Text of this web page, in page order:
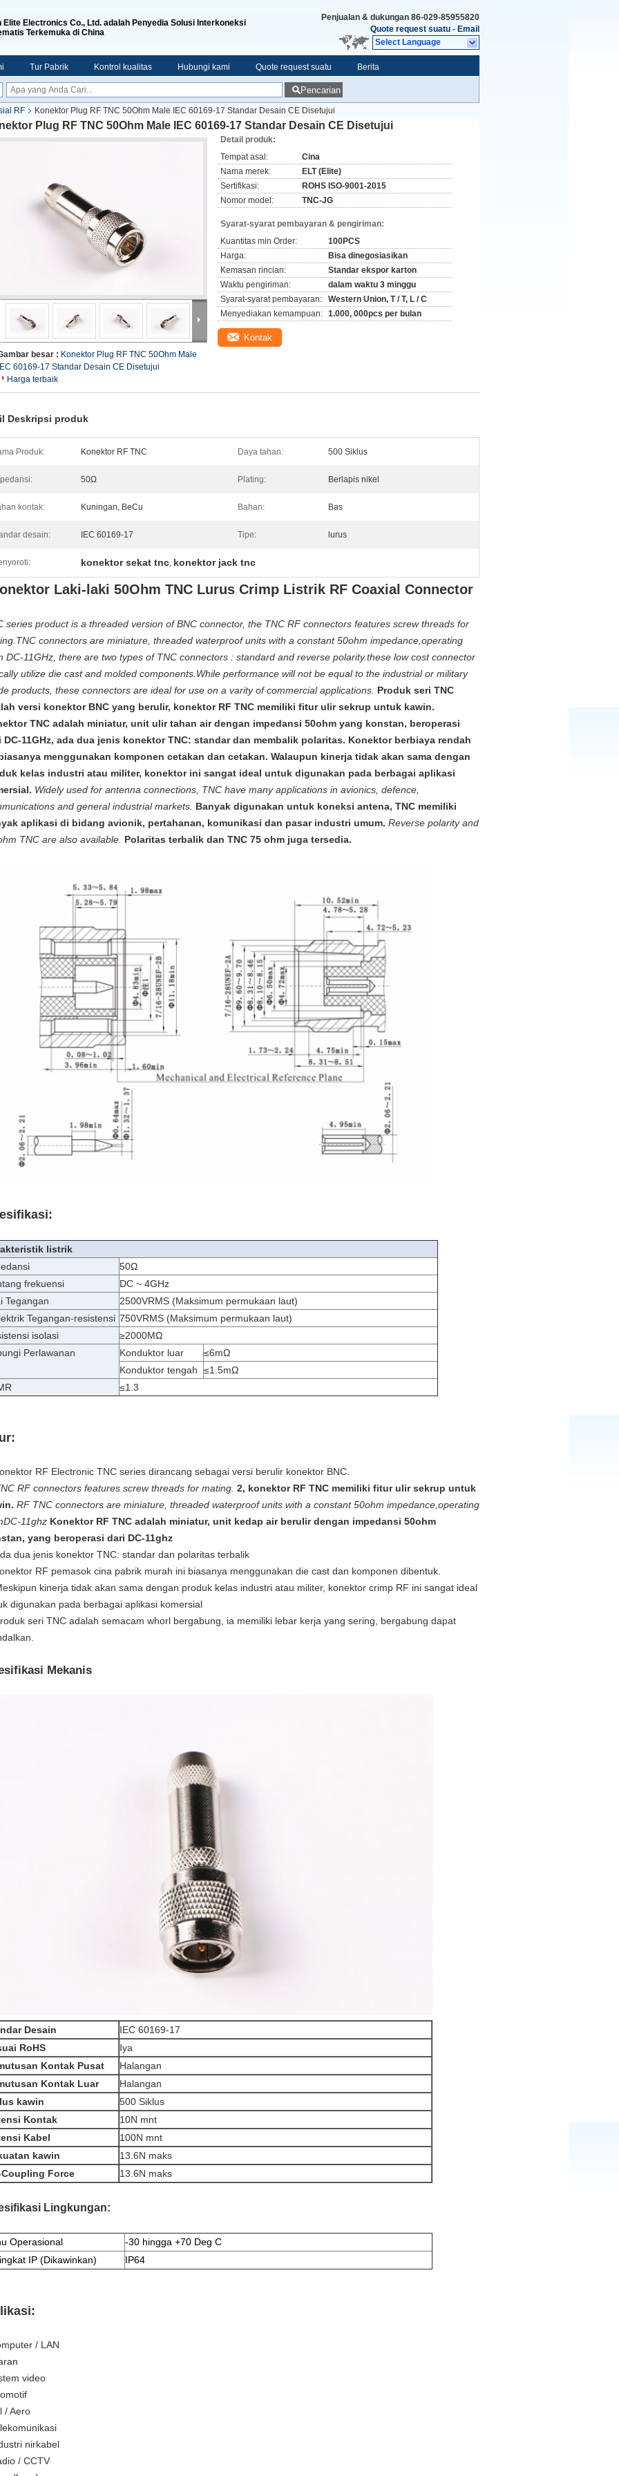
Elite Electronics Co., Ltd. adalah Penyedia Solusi Interkoneksi
Terkemuka di China
Penjualan & dukungan 86-029-85955820
Quote request suatu - Email
Select Language
Tur Pabrik Kontrol kualitas Hubungi kami Quote request suatu Berita
Pencarian
RF
Konektor Plug RF TNC 50Ohm Male IEC 60169-17 Standar Desain CE Disetujui
Plug RF TNC 50Ohm Male IEC 60169-17 Standar Desain CE Disetujui
besar : Konektor Plug RF TNC 50Ohm Male
IEC 60169-17 Standar Desain CE Disetujui
Harga terbaik
Detail produk:
Tempat asal:
Cina
Nama merek:
ELT (Elite)
Sertifikasi:
ROHS ISO-9001-2015
Nomor model:
TNC-JG
Syarat-syarat pembayaran & pengiriman:
Kuantitas min Order:
100PCS
Harga:
Bisa dinegosiasikan
Kemasan rincian:
Standar ekspor karton
Waktu pengiriman:
dalam waktu 3 minggu
Syarat-syarat pembayaran:
Western Union, T / T, L / C
Menyediakan kemampuan: 1.000, 000pcs per bulan
Kontak
Deskripsi produk
Produk: Konektor RF TNC Daya tahan: 500 Siklus
50Ω Plating: Berlapis nikel
kontak: Kuningan, BeCu Bahan: Bas
desain: IEC 60169-17 Tipe: lurus
konektor sekat tnc, konektor jack tnc
Laki-laki 50Ohm TNC Lurus Crimp Listrik RF Coaxial Connector
series product is a threaded version of BNC connector, the TNC RF connectors features screw threads for
connectors are miniature, threaded waterproof units with a constant 50ohm impedance,operating
DC-11GHz, there are two types of TNC connectors : standard and reverse polarity.these low cost connector
utilize die cast and molded components.While performance will not be equal to the industrial or military
products, these connectors are ideal for use on a varity of commercial applications. Produk seri TNC
versi konektor BNC yang berulir, konektor RF TNC memiliki fitur ulir sekrup untuk kawin.
TNC adalah miniatur, unit ulir tahan air dengan impedansi 50ohm yang konstan, beroperasi
DC-11GHz, ada dua jenis konektor TNC: standar dan membalik polaritas. Konektor berbiaya rendah
menggunakan komponen cetakan dan cetakan. Walaupun kinerja tidak akan sama dengan
kelas industri atau militer, konektor ini sangat ideal untuk digunakan pada berbagai aplikasi
Widely used for antenna connections, TNC have many applications in avionics, defence,
and general industrial markets. Banyak digunakan untuk koneksi antena, TNC memiliki
aplikasi di bidang avionik, pertahanan, komunikasi dan pasar industri umum. Reverse polarity and
TNC are also available. Polaritas terbalik dan TNC 75 ohm juga tersedia.
listrik
50Ω
frekuensi
DC ~ 4GHz
Tegangan
2500VRMS (Maksimum permukaan laut)
Tegangan-resistensi 750VRMS (Maksimum permukaan laut)
isolasi
≥2000MΩ
Perlawanan
Konduktor luar
≤6mΩ
Konduktor tengah
≤1.5mΩ
≤1.3
RF Electronic TNC series dirancang sebagai versi berulir konektor BNC.
RF connectors features screw threads for mating. 2, konektor RF TNC memiliki fitur ulir sekrup untuk
RF TNC connectors are miniature, threaded waterproof units with a constant 50ohm impedance,operating
11ghz Konektor RF TNC adalah miniatur, unit kedap air berulir dengan impedansi 50ohm
yang beroperasi dari DC-11ghz
dua jenis konektor TNC: standar dan polaritas terbalik
RF pemasok cina pabrik murah ini biasanya menggunakan die cast dan komponen dibentuk.
kinerja tidak akan sama dengan produk kelas industri atau militer, konektor crimp RF ini sangat ideal
digunakan pada berbagai aplikasi komersial
seri TNC adalah semacam whorl bergabung, ia memiliki lebar kerja yang sering, bergabung dapat
Mekanis
Desain
IEC 60169-17
RoHS
Iya
Kontak Pusat
Halangan
Kontak Luar
Halangan
kawin
500 Siklus
Kontak
10N mnt
Kabel
100N mnt
kawin
13.6N maks
Coupling Force
13.6N maks
Lingkungan:
Operasional
-30 hingga +70 Deg C
IP (Dikawinkan)
IP64
/ LAN
video
/ Aero
nirkabel
/ CCTV